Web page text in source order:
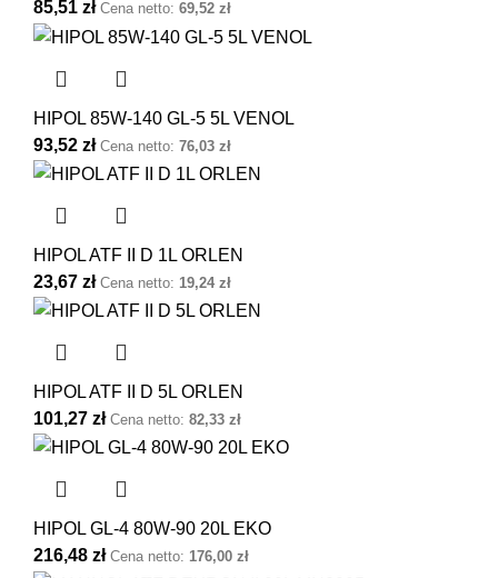
85,51 zł Cena netto: 69,52 zł
HIPOL 85W-140 GL-5 5L VENOL
93,52 zł Cena netto: 76,03 zł
HIPOL ATF II D 1L ORLEN
23,67 zł Cena netto: 19,24 zł
HIPOL ATF II D 5L ORLEN
101,27 zł Cena netto: 82,33 zł
HIPOL GL-4 80W-90 20L EKO
216,48 zł Cena netto: 176,00 zł